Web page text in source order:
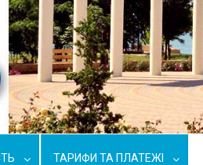
ТАРИФИ ТА ПЛАТЕЖІ